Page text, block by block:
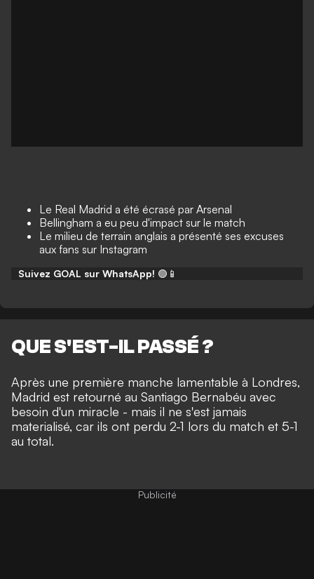
Le Real Madrid a été écrasé par Arsenal
Bellingham a eu peu d'impact sur le match
Le milieu de terrain anglais a présenté ses excuses
aux fans sur Instagram
Suivez GOAL sur WhatsApp! 🟢📱
QUE S'EST-IL PASSÉ ?
Après une première manche lamentable à Londres,
Madrid est retourné au Santiago Bernabéu avec
besoin d'un miracle - mais il ne s'est jamais
materialisé, car ils ont perdu 2-1 lors du match et 5-1
au total.
Publicité